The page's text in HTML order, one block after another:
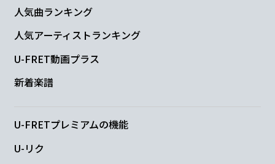
人気曲ランキング
人気アーティストランキング
U-FRET動画プラス
新着楽譜
U-FRETプレミアムの機能
U-リク